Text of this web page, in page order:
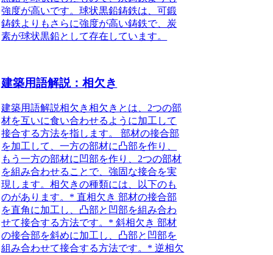
強度が高いです。球状黒鉛鋳鉄は、可鍛
鋳鉄よりもさらに強度が高い鋳鉄で、炭
素が球状黒鉛として存在しています。
建築用語解説：相欠き
建築用語解説相欠き相欠きとは、2つの部
材を互いに食い合わせるように加工して
接合する方法を指します。 部材の接合部
を加工して、一方の部材に凸部を作り、
もう一方の部材に凹部を作り、2つの部材
を組み合わせることで、強固な接合を実
現します。相欠きの種類には、以下のも
のがあります。* 直相欠き 部材の接合部
を直角に加工し、凸部と凹部を組み合わ
せて接合する方法です。* 斜相欠き 部材
の接合部を斜めに加工し、凸部と凹部を
組み合わせて接合する方法です。* 逆相欠